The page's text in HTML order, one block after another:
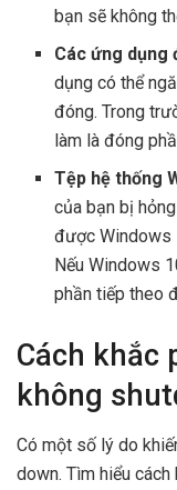
bạn sẽ không
Các ứng dụng
dụng có thể
đóng. Trong
làm là đóng
Tệp hệ thống
của bạn bị
được Windows
Nếu Windows
phần tiếp theo
Cách khắc
không
Có một số lý do
down. Tìm hiểu